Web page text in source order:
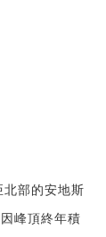
部的安地斯
峰頂終年積